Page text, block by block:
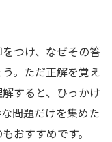
つけ、なぜその答
。ただ正解を覚え
すると、ひっかけ
問題だけを集めた
おすすめです。